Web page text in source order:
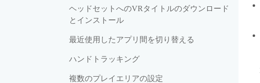
ヘッドセットへのVRタイトルのダウンロード
とインストール
最近使用したアプリ間を切り替える
ハンドトラッキング
複数のプレイエリアの設定